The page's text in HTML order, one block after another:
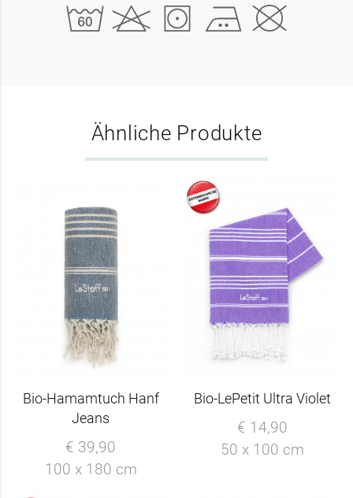
Ähnliche Produkte
Bio-Hamamtuch Hanf
Jeans
€ 39,90
100 x 180 cm
Bio-LePetit Ultra Violet
€ 14,90
50 x 100 cm